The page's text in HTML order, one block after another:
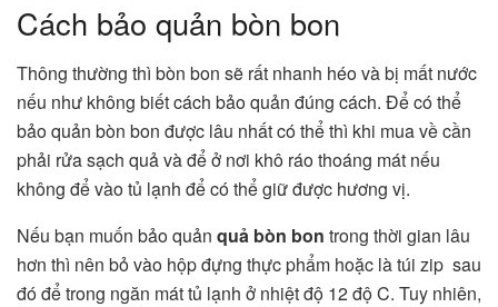
Cách bảo quản bòn bon
Thông thường thì bòn bon sẽ rất nhanh héo và bị mất nước
nếu như không biết cách bảo quản đúng cách. Để có thể
bảo quản bòn bon được lâu nhất có thể thì khi mua về cần
phải rửa sạch quả và để ở nơi khô ráo thoáng mát nếu
không để vào tủ lạnh để có thể giữ được hương vị.
Nếu bạn muốn bảo quản quả bòn bon trong thời gian lâu
hơn thì nên bỏ vào hộp đựng thực phẩm hoặc là túi zip sau
đó để trong ngăn mát tủ lạnh ở nhiệt độ 12 độ C. Tuy nhiên,